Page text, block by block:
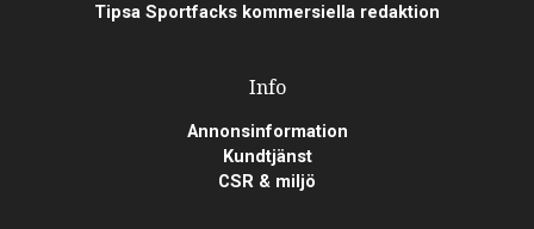
Tipsa Sportfacks kommersiella redaktion
Info
Annonsinformation
Kundtjänst
CSR & miljö